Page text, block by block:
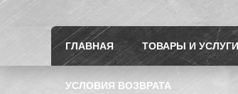
ГЛАВНАЯ ТОВАРЫ И УСЛУГИ
УСЛОВИЯ ВОЗВРАТА